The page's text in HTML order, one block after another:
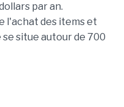
par an.
l'achat des items et
situe autour de 700